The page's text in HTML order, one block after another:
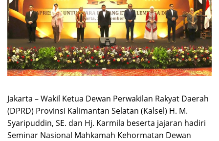
Jakarta – Wakil Ketua Dewan Perwakilan Rakyat Daerah
(DPRD) Provinsi Kalimantan Selatan (Kalsel) H. M.
Syaripuddin, SE. dan Hj. Karmila beserta jajaran hadiri
Seminar Nasional Mahkamah Kehormatan Dewan